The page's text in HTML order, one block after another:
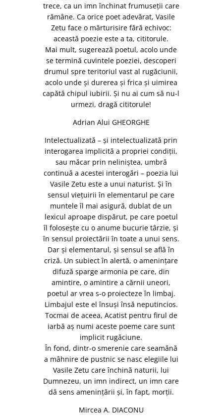
trece, ca un imn închinat frumuseții care
rămâne. Ca orice poet adevărat, Vasile
Zetu face o mărturisire fără echivoc:
această poezie este a ta, cititorule.
Mai mult, sugerează poetul, acolo unde
se termină cuvintele poeziei, descoperi
drumul spre teritoriul vast al rugăciunii,
acolo unde și durerea și frica și uimirea
capătă chipul iubirii. Și nu ai cum să nu-l
urmezi, dragă cititorule!
Adrian Alui GHEORGHE
Intelectualizată – și intelectualizată prin
interogarea implicită a propriei condiții,
sau măcar prin neliniștea, umbră
continuă a acestei interogări – poezia lui
Vasile Zetu este a unui naturist. Și în
sensul viețuirii în elementarul pe care
muntele îl mai asigură, dublat de un
lexicul aproape dispărut, pe care poetul
îl folosește cu o anume bucurie târzie, și
în sensul proiectării în toate a unui sens.
Dar și elementarul, și sensul se află în
criză. Un subiect în alertă, o amenințare
difuză sparge armonia pe care, din
amintire, o amintire a cărnii uneori,
poetul ar vrea s-o proiecteze în limbaj.
Limbajul este el însuși însă neputincios.
Tocmai de aceea, Acatist pentru firul de
iarbă aș numi aceste poeme care sunt
implicit rugăciune.
În fond, dintr-o smerenie care seamănă
a mâhnire de pustnic se nasc elegiile lui
Vasile Zetu care închină naturii, lui
Dumnezeu, un imn indirect, un imn care
dă sens amenințării și, în fapt, morții.
Mircea A. DIACONU